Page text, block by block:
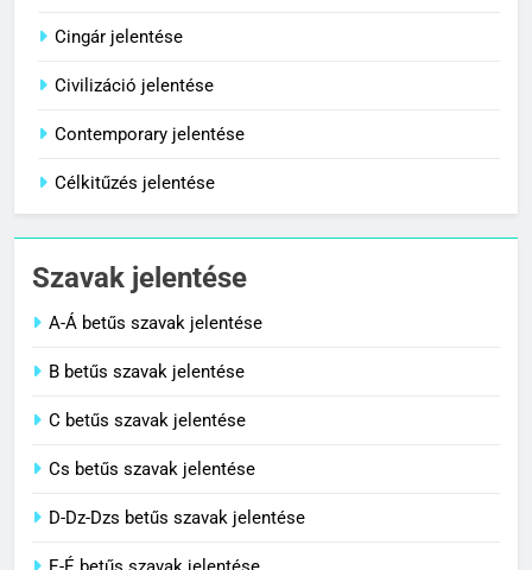
8
Centenárium jelentése
1
Cigánykerék jelentése
C BETŰS SZAVAK JELENTÉSE
C BETŰS SZAVAK JELENTÉSE
3
Cingár jelentése
Civilizáció jelentése
Contemporary jelentése
Célkitűzés jelentése
Szavak jelentése
A-Á betűs szavak jelentése
B betűs szavak jelentése
C betűs szavak jelentése
Cs betűs szavak jelentése
D-Dz-Dzs betűs szavak jelentése